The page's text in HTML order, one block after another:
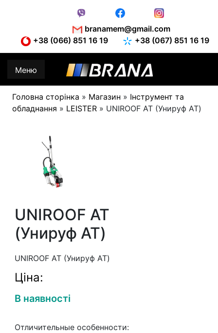
+38 (066) 851 16 19
+38 (067) 851 16 19
branamem@gmail.com
Меню
Головна сторінка » Магазин » Інструмент та
обладнання » LEISTER » UNIROOF AT (Унируф АТ)
UNIROOF AT
(Унируф АТ)
UNIROOF AT (Унируф АТ)
Ціна:
В наявності
Отличительные особенности: